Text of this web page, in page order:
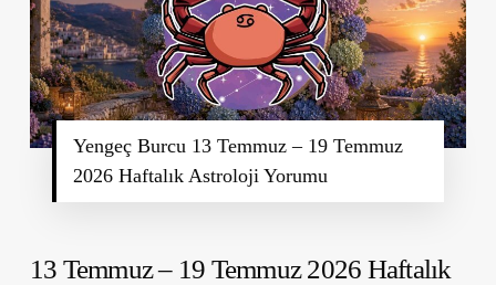
Yengeç Burcu 13 Temmuz – 19 Temmuz
2026 Haftalık Astroloji Yorumu
13 Temmuz – 19 Temmuz 2026 Haftalık